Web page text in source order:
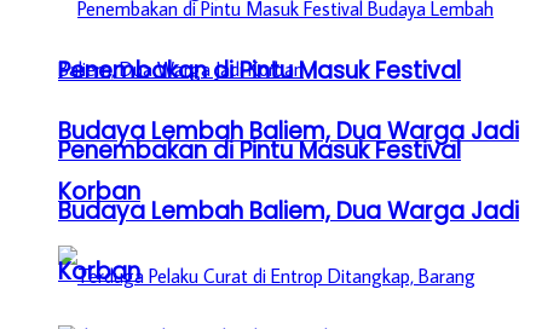
Penembakan di Pintu Masuk Festival
Budaya Lembah Baliem, Dua Warga Jadi
Korban
Penembakan di Pintu Masuk Festival
Budaya Lembah Baliem, Dua Warga Jadi
Korban